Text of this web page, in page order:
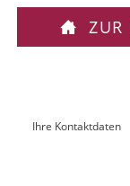
ZUR
OUIhre Kontaktdaten